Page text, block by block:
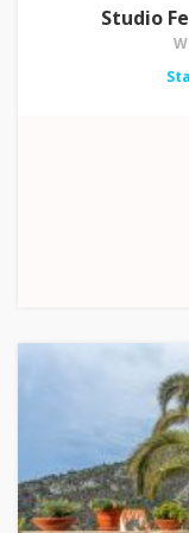
Studio